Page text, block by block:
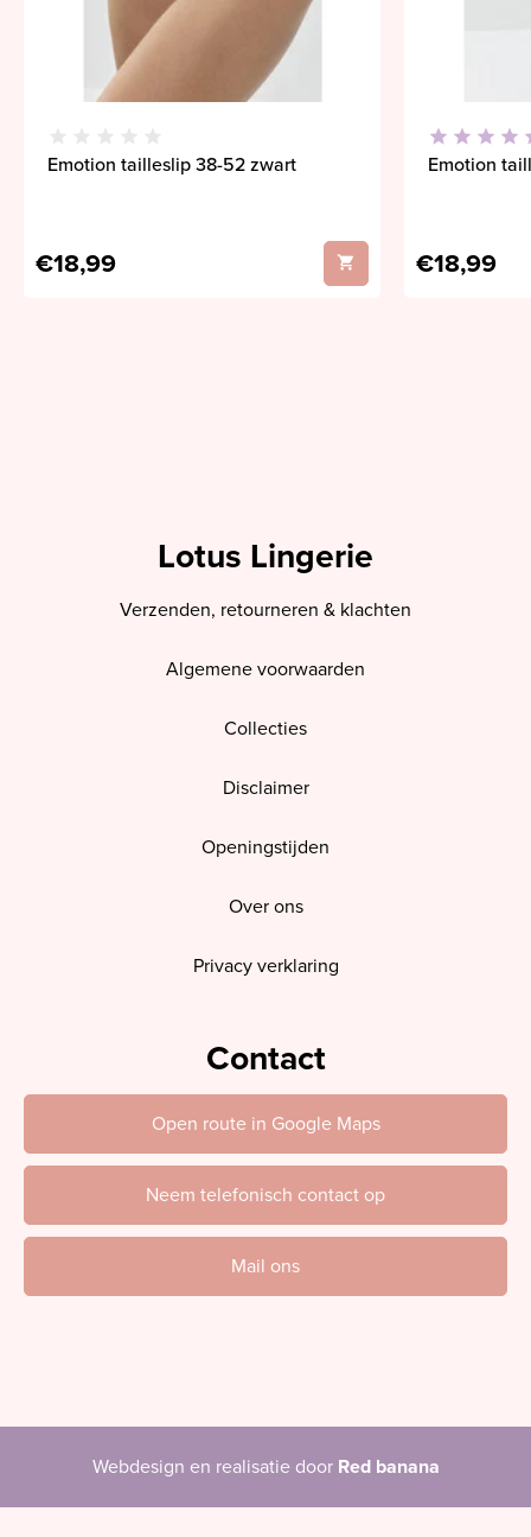
Emotion tailleslip 38-52 zwart
€18,99
Emotion
€18,99
Lotus Lingerie
Verzenden, retourneren & klachten
Algemene voorwaarden
Collecties
Disclaimer
Openingstijden
Over ons
Privacy verklaring
Contact
Open route in Google Maps
Neem telefonisch contact op
Mail ons
Webdesign en realisatie door Red banana